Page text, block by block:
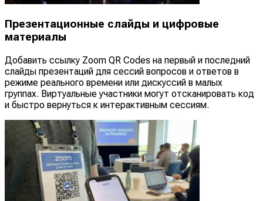
Презентационные слайды и цифровые
материалы
Добавить ссылку Zoom QR Codes на первый и последний
слайды презентаций для сессий вопросов и ответов в
режиме реального времени или дискуссий в малых
группах. Виртуальные участники могут отсканировать код
и быстро вернуться к интерактивным сессиям.